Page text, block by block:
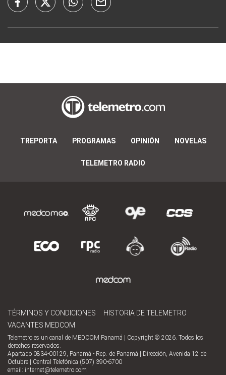
TREPORTA PROGRAMAS OPINIÓN NOVELAS
TELEMETRO RADIO
TÉRMINOS Y CONDICIONES
HISTORIA DE TELEMETRO
VACANTES MEDCOM
Telemetro es un canal de MEDCOM Panamá | Copyright © 2026. Todos los
derechos reservados.
Apartado 0834-00129, Panamá - Rep. de Panamá | Dirección, Avenida 12 de
Octubre | Central Telefónica (507) 390-6700
email: internet@telemetro.com